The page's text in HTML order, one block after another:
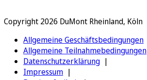
Copyright 2026 DuMont Rheinland, Köln
Allgemeine Geschäftsbedingungen
Allgemeine Teilnahmebedingungen
Datenschutzerklärung
Impressum